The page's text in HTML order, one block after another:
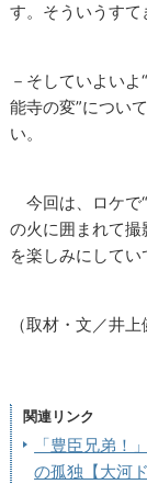
す。そういうすて
－そしていよい
能寺の変”につい
い。
今回は、ロケで
の火に囲まれて
を楽しみにしてい
（取材・文／井上
関連リンク
「豊臣兄弟！
の孤独【大河